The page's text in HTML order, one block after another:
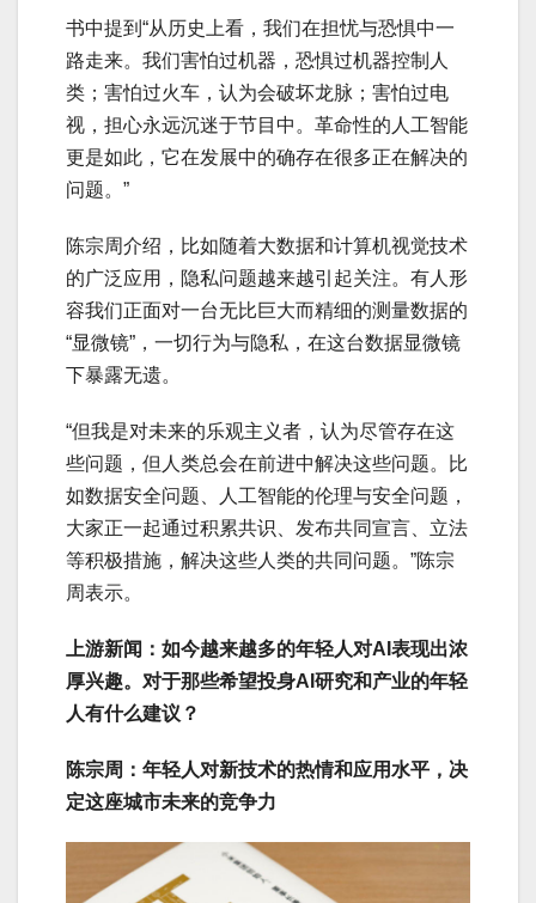
书中提到“从历史上看，我们在担忧与恐惧中一
路走来。我们害怕过机器，恐惧过机器控制人
类；害怕过火车，认为会破坏龙脉；害怕过电
视，担心永远沉迷于节目中。革命性的人工智能
更是如此，它在发展中的确存在很多正在解决的
问题。”
陈宗周介绍，比如随着大数据和计算机视觉技术
的广泛应用，隐私问题越来越引起关注。有人形
容我们正面对一台无比巨大而精细的测量数据的
“显微镜”，一切行为与隐私，在这台数据显微镜
下暴露无遗。
“但我是对未来的乐观主义者，认为尽管存在这
些问题，但人类总会在前进中解决这些问题。比
如数据安全问题、人工智能的伦理与安全问题，
大家正一起通过积累共识、发布共同宣言、立法
等积极措施，解决这些人类的共同问题。”陈宗
周表示。
上游新闻：如今越来越多的年轻人对AI表现出浓
厚兴趣。对于那些希望投身AI研究和产业的年轻
人有什么建议？
陈宗周：年轻人对新技术的热情和应用水平，决
定这座城市未来的竞争力